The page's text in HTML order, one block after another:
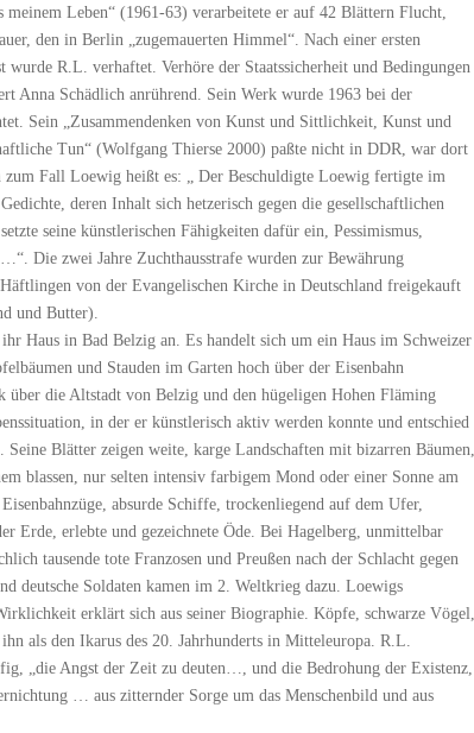
Leben“ (1961-63) verarbeitete er auf 42 Blättern Flucht,
den in Berlin „zugemauerten Himmel“. Nach einer ersten
R.L. verhaftet. Verhöre der Staatssicherheit und Bedingungen
Anna Schädlich anrührend. Sein Werk wurde 1963 bei der
Sein „Zusammendenken von Kunst und Sittlichkeit, Kunst und
Tun“ (Wolfgang Thierse 2000) paßte nicht in DDR, war dort
Fall Loewig heißt es: „ Der Beschuldigte Loewig fertigte im
deren Inhalt sich hetzerisch gegen die gesellschaftlichen
seine künstlerischen Fähigkeiten dafür ein, Pessimismus,
Die zwei Jahre Zuchthausstrafe wurden zur Bewährung
von der Evangelischen Kirche in Deutschland freigekauft
und Butter).
Haus in Bad Belzig an. Es handelt sich um ein Haus im Schweizer
und Stauden im Garten hoch über der Eisenbahn
die Altstadt von Belzig und den hügeligen Hohen Fläming
in der er künstlerisch aktiv werden konnte und entschied
Blätter zeigen weite, karge Landschaften mit bizarren Bäumen,
blassen, nur selten intensiv farbigem Mond oder einer Sonne am
absurde Schiffe, trockenliegend auf dem Ufer,
Erde, erlebte und gezeichnete Öde. Bei Hagelberg, unmittelbar
tausende tote Franzosen und Preußen nach der Schlacht gegen
deutsche Soldaten kamen im 2. Weltkrieg dazu. Loewigs
erklärt sich aus seiner Biographie. Köpfe, schwarze Vögel,
als den Ikarus des 20. Jahrhunderts in Mitteleuropa. R.L.
„die Angst der Zeit zu deuten…, und die Bedrohung der Existenz,
… aus zitternder Sorge um das Menschenbild und aus